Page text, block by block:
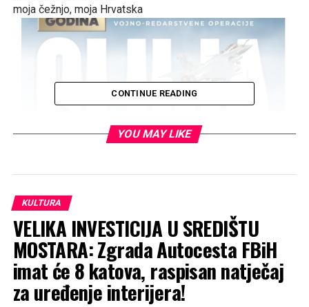
moja čežnjo, moja Hrvatska
(05. 08 2025 g. onima koji su ostvarali snove …)
CONTINUE READING
YOU MAY LIKE
KULTURA
VELIKA INVESTICIJA U SREDIŠTU
MOSTARA: Zgrada Autocesta FBiH
imat će 8 katova, raspisan natječaj
za uređenje interijera!